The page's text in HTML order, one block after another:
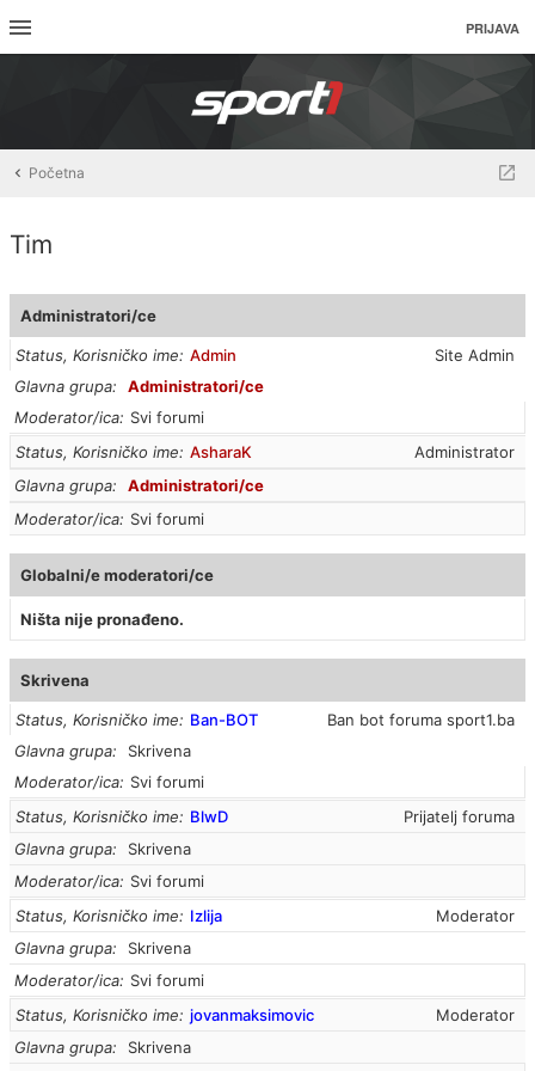
PRIJAVA
Početna
Tim
Administratori/ce
Status, Korisničko ime Site Admin
Admin
Glavna grupa
Administratori/ce
Moderator/ica
Svi forumi
Status, Korisničko ime
Administrator
AsharaK
Glavna grupa
Administratori/ce
Moderator/ica
Svi forumi
Globalni/e moderatori/ce
Ništa nije pronađeno.
Skrivena
Status, Korisničko ime Ban bot foruma sport1.ba
Ban-BOT
Glavna grupa
Skrivena
Moderator/ica
Svi forumi
Status, Korisničko ime
Prijatelj foruma
BlwD
Glavna grupa
Skrivena
Moderator/ica
Svi forumi
Status, Korisničko ime
Moderator
Izlija
Glavna grupa
Skrivena
Moderator/ica
Svi forumi
Status, Korisničko ime
Moderator
jovanmaksimovic
Glavna grupa
Skrivena